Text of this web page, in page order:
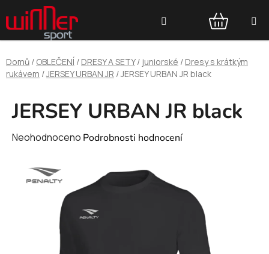
na
obsah
NÁKUPNÍ
KOŠÍK
Domů / OBLEČENÍ / DRESY A SETY / juniorské / Dresy s krátkým
rukávem /JERSEY URBAN JR /JERSEY URBAN JR black
JERSEY URBAN JR black
Průměrné
produktu
Neohodnoceno Podrobnosti hodnocení